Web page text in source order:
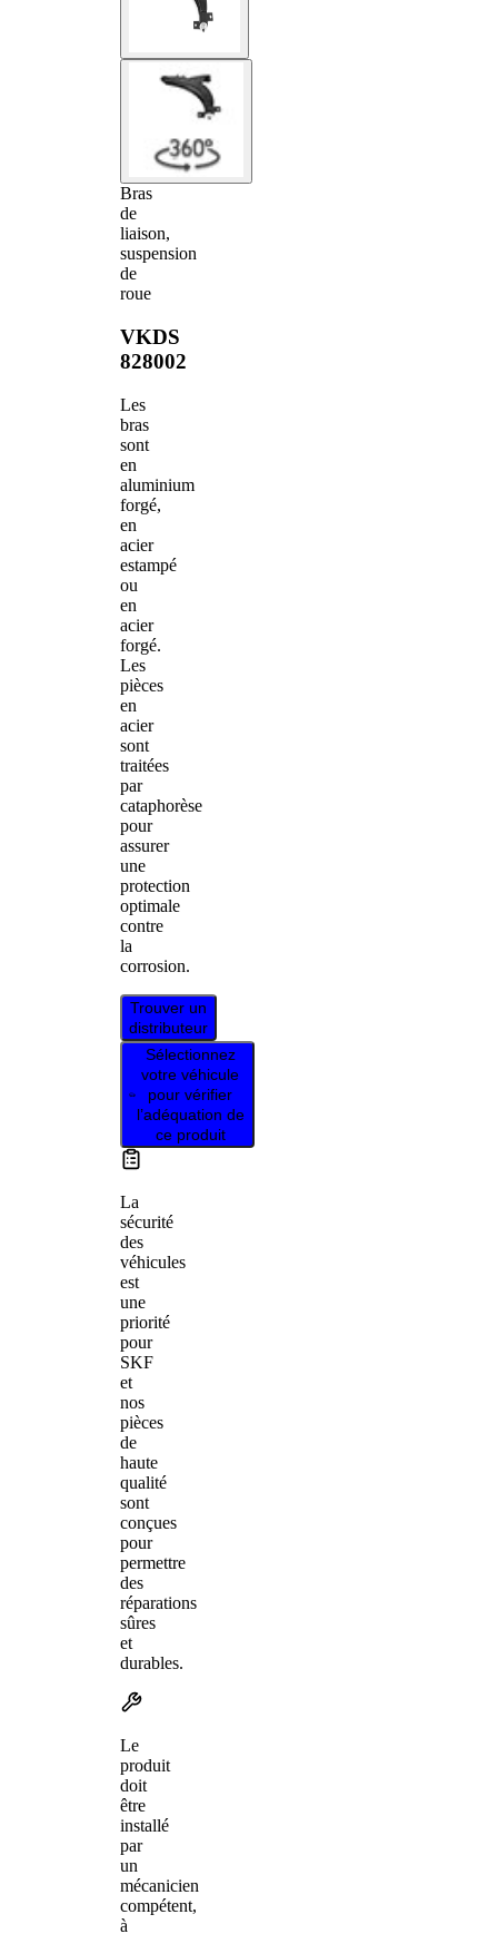
Bras
de
liaison,
suspension
de
roue
VKDS
828002
Les
bras
sont
en
aluminium
forgé,
en
acier
estampé
ou
en
acier
forgé.
Les
pièces
en
acier
sont
traitées
par
cataphorèse
pour
assurer
une
protection
optimale
contre
la
corrosion.
Trouver un
distributeur
Sélectionnez
votre véhicule
pour vérifier
l’adéquation de
ce produit
La
sécurité
des
véhicules
est
une
priorité
pour
SKF
et
nos
pièces
de
haute
qualité
sont
conçues
pour
permettre
des
réparations
sûres
et
durables.
Le
produit
doit
être
installé
par
un
mécanicien
compétent,
à